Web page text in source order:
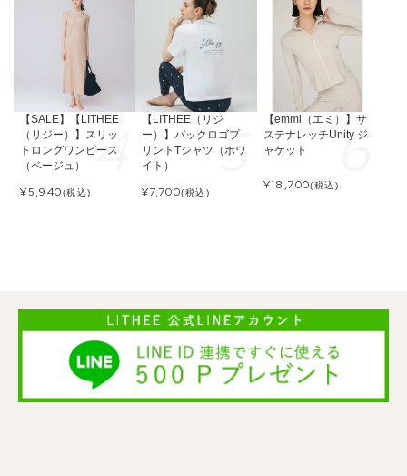
【SALE】【LITHEE
（リジー）】スリッ
トロングワンピース
（ベージュ）
¥5,940(税込)
【LITHEE（リジ
ー）】バックロゴプ
リントTシャツ（ホワ
イト）
¥7,700(税込)
【emmi（エミ）】サ
ステナレッチUnity ジ
ャケット
¥18,700(税込)